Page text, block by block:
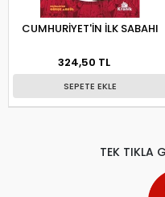
CUMHURİYET'İN İLK SABAHI
324,50 TL
SEPETE EKLE
TEK TIKLA